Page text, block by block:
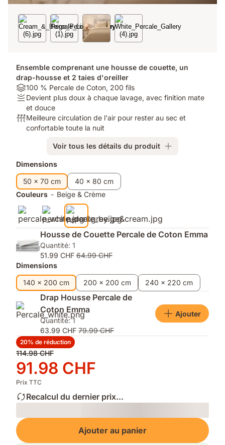
Ensemble comprenant une housse de couette, un
drap-housse et 2 taies d'oreiller
Material:
100
Percale
100 % Percale de Coton, 200 fils
Firmness:
Devient
plus
doux
avec
finition
mate
et
douce
Devient plus doux à chaque lavage, avec finition mate
et douce
Respirabilité:
Meilleure
pour
rester
au
sec
et
confortable
toute
nuit
Meilleure circulation de l'air pour rester au sec et
confortable toute la nuit
Voir tous les détails du produit
Produits
supplémentaires
Dimensions
50 x 70 cm
40 x 80 cm
Couleurs - Beige & Crème
Housse de Couette Percale de Coton Emma
Quantité: 1
51.99 CHF 64.99 CHF
Dimensions
140 x 200 cm
200 x 200 cm 240 x 220 cm
Drap Housse Percale de
Coton Emma
Quantité: 1
63.99 CHF 79.99 CHF
Ajouter
20% de réduction
Prix
d'origine
114.98 CHF
114.98 CHF
Prix
91.98 CHF
91.98 CHF
Prix TTC
Recalcul du dernier prix...
Loading
Ajouter au panier